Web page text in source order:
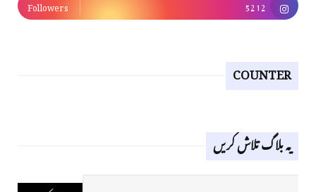
5212
Followers
COUNTER
یہ بلاگ تلاش کریں